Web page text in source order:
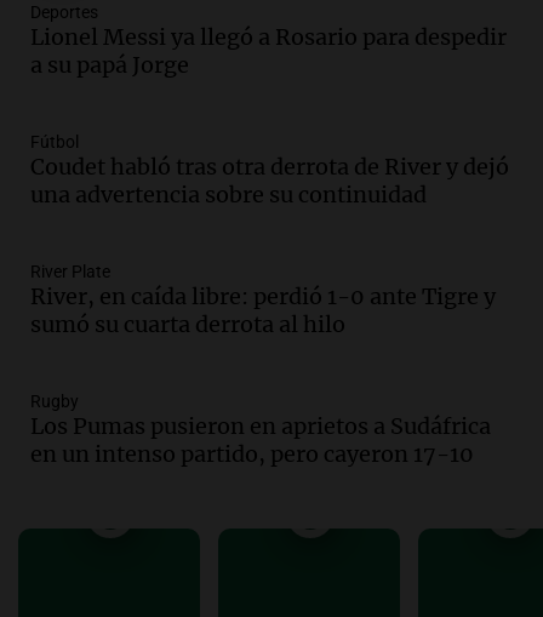
Jorge Messi en una entrevista con Rony
Vargas en 2007
Una mañana para todos
Audio.
las nuevas detenciones: "En esa casa
todos tenían algo que ver"
Audio.Una nutricionista derribó el mito
del desayuno ideal: qué alimentos
Episodios
Audio.Murió Jorge Messi
Deportes
Lionel Messi ya llegó a Rosario para despedir
a su papá Jorge
Fútbol
Coudet habló tras otra derrota de River y dejó
una advertencia sobre su continuidad
River Plate
River, en caída libre: perdió 1-0 ante Tigre y
sumó su cuarta derrota al hilo
Rugby
Los Pumas pusieron en aprietos a Sudáfrica
en un intenso partido, pero cayeron 17-10